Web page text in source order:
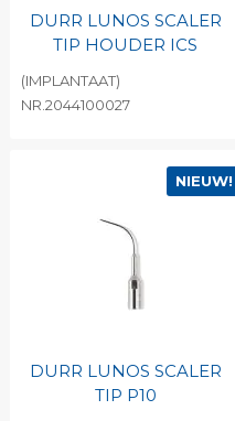
DURR LUNOS SCALER
TIP HOUDER ICS
(IMPLANTAAT)
NR.2044100027
NIEUW!
DURR LUNOS SCALER
TIP P10